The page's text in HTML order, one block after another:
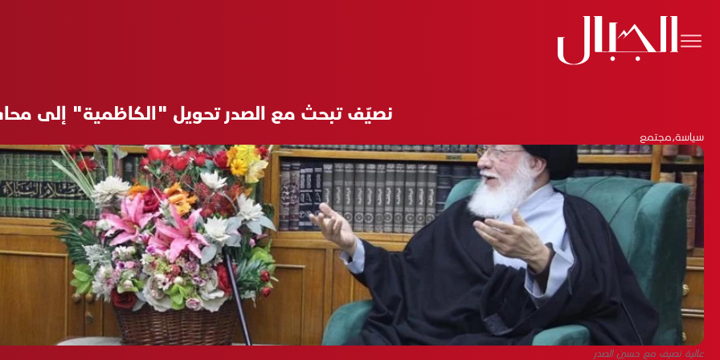
نصيّف تبحث مع الصدر تحويل "الكاظمية" إلى
سياسة،مجتمع
عالية نصيف مع حسين الصدر